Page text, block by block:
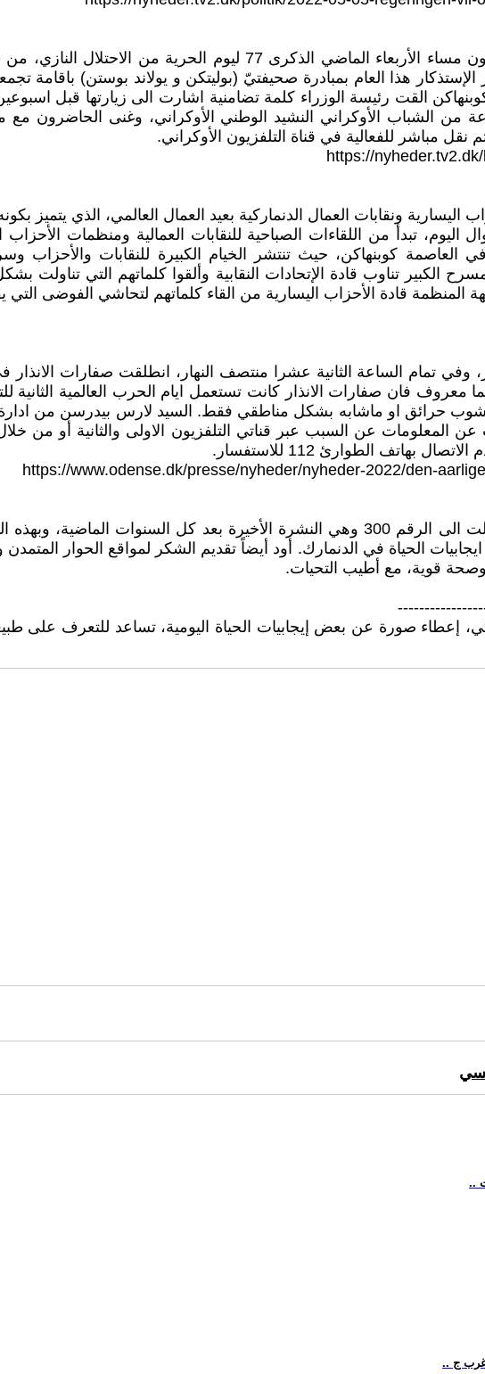
كما في كل عام، مساء 4 آيار، استذكر الدنماركيون مساء الأربعاء
الإستذكار هذا العام بمبادرة صحيفتيّ (بوليتكن و يولاند بوستن) باقامة
القت رئيسة الوزراء كلمة تضامنية اشارت الى زيارتها قبل
الشباب الأوكراني النشيد الوطني الأوكراني، وغنى الحاضرون مع
نقل مباشر للفعالية في قناة التلفزيون الأوكراني.
https://
ونقابات العمال الدنماركية بعيد العمال العالمي، الذي
اليوم، تبدأ من اللقاءات الصباحية للنقابات العمالية ومنظمات
كوبنهاكن، حيث تنتشر الخيام الكبيرة للنقابات والأحزاب
الكبير تناوب قادة الإتحادات النقابية وألقوا كلماتهم التي تناولت
المنظمة قادة الأحزاب اليسارية من القاء كلماتهم لتحاشي الفوضى التي
تمام الساعة الثانية عشرا منتصف النهار، انطلقت صفارات
معروف فان صفارات الانذار كانت تستعمل ايام الحرب العالمية الثانية
حرائق او ماشابه بشكل مناطقي فقط. السيد لارس بيدرسن من
عن المعلومات عن السبب عبر قناتي التلفزيون الاولى والثانية أو من
الطوارئ 112 للاستفسار.
https://www.odense.dk/presse/nyheder/nyheder-2022/den-
بهذا العدد تكون نشرة (يوميات دنماركية) قد وصلت الى الرقم 300 وهي النشرة
الحياة في الدنمارك. أود أيضاً تقديم الشكر لمواقع الحوار المتمدن
وصحة قوية، مع أطيب التحيات.
إعطاء صورة عن بعض إيجابيات الحياة اليومية، تساعد للتعرف على
غرب ج